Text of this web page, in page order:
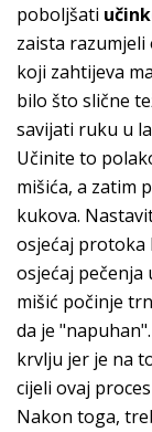
poboljšati
zaista
koji zahtijeva
bilo što slične
savijati ruku u
Učinite to
mišića, a zatim
kukova.
osjećaj protoka
osjećaj pečenja
mišić počinje
da je
krvlju jer je na
cijeli ovaj
Nakon toga,